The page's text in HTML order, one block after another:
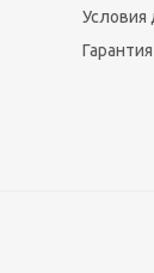
Условия